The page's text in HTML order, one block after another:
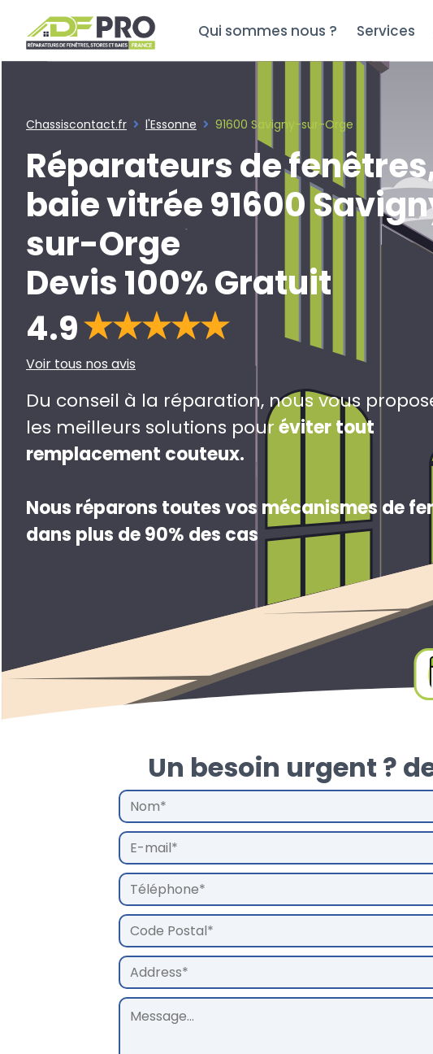
Qui sommes nous ? Services
Chassiscontact.fr l'Essonne 91600 Savigny-sur-Orge
Réparateurs de
baie vitrée 91600
sur-Orge
Devis 100% Gratuit
4.9
Voir tous nos avis
Du conseil à la réparation, nous vous
les meilleurs solutions pouréviter tout
remplacement couteux.
Nous réparons toutes vos mécanismes de
dans plus de 90% des cas
Un besoin urgent ?